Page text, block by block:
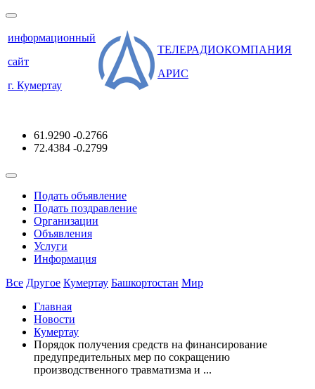
информационный
сайт
г. Кумертау
ТЕЛЕРАДИОКОМПАНИЯ
АРИС
61.9290 -0.2766
72.4384 -0.2799
Подать объявление
Подать поздравление
Организации
Объявления
Услуги
Информация
Все Другое Кумертау Башкортостан Мир
Главная
Новости
Кумертау
Порядок получения средств на финансирование
предупредительных мер по сокращению
производственного травматизма и ...